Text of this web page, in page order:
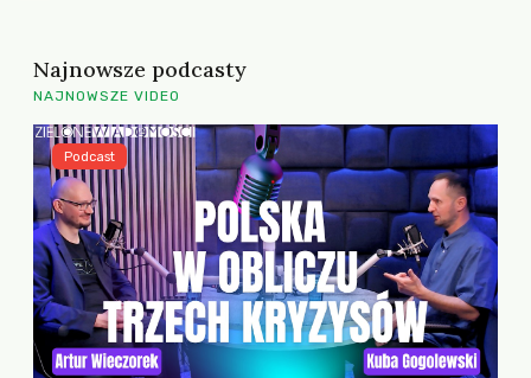
Najnowsze podcasty
NAJNOWSZE VIDEO
Podcast